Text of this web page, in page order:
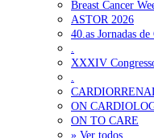
Breast Cancer
ASTOR 2026
40.as Jornadas
XXXIV
ON
ON TO CARE
» Ver todos